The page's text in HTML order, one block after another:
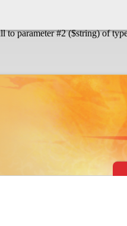
to parameter #2 ($string) of